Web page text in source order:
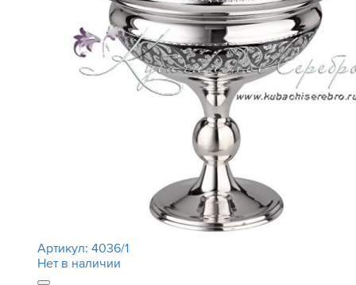
Артикул:4036/1
Нет в наличии